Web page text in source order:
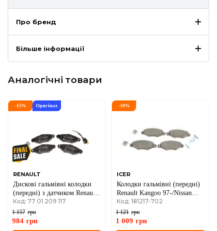
Про бренд
Більше інформації
Аналогічні товари
-15% Оригінал
RENAULT
Дискові гальмівні колодки
(передні) з датчиком Renault
Kangoo + Nissan Kubistar 01-
>08 (4x4, почтовик)
Код: 77 01 209 117
1 157 грн
984 грн
-10%
ICER
Колодки гальмівні (передні)
Renault Kangoo 97-/Nissan
Kubistar 03-
Код: 181217-702
1 121 грн
1 009 грн